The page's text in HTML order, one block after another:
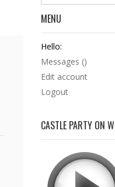
MENU
Hello:
Messages ()
Edit account
Logout
CASTLE PARTY ON